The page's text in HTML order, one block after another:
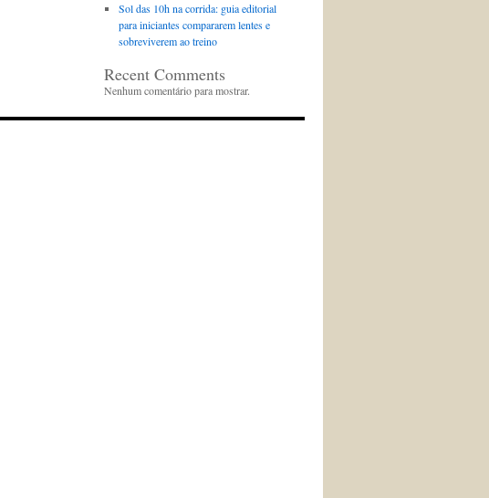
Sol das 10h na corrida: guia editorial
para iniciantes compararem lentes e
sobreviverem ao treino
Recent Comments
Nenhum comentário para mostrar.